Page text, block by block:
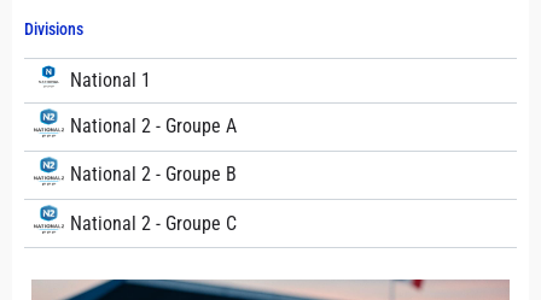
Divisions
National 1
National 2 - Groupe A
National 2 - Groupe B
National 2 - Groupe C